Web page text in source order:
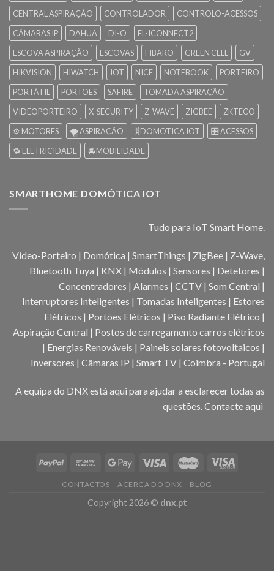
CENTRAL ASPIRAÇÃO
CONTROLADOR
CONTROLO-ACESSOS
CÂMARAS IP
DAHUA DI-O
EL-ICONNECT2
ESCOVA ASPIRAÇÃO
ESCOVAS FIBARO GREEN CELL
GV
HIKVISION
HIWATCH IOT NICE NOTEBOOK
PORTEIRO
PORTÁTIL
PORTÕES SAFIRE
TOMADA ASPIRAÇÃO
VIDEOPORTEIRO
X-SECURITY Z-WAVE ZIGBEE
ZKTECO
⚙️ MOTORES
🌪️ ASPIRAÇÃO 🎚️ DOMOTICA IOT
🎛️ ACESSOS
🔁 ELETRICIDADE
🚘 MOBILIDADE
SMARTHOME DOMÓTICA IOT
Tudo para IoT Smart Home.
Video-Porteiro | Domótica | SmartThings | ZigBee | Z-Wave,
Bluetooth Tuya | KNX | Módulos | Sensores | Detetores |
Concentradores | Alarmes | CCTV | Som Central |
Interruptores Inteligentes | Tomadas Inteligentes | Estores
Elétricos | Portões Elétricos | Piso Radiante Elétrico |
Aspiração Central | Postos de carregamento carros elétricos
| Energias Renováveis | Paineis solares fotovoltaicos |
Inversores | Câmaras IP | Smart TV | Coimbra - Portugal
A equipa do DNX está aqui para ajudar a esclarecer todas as
questões. Contacte aqui
CONTACTOS ACERCA DO DNX BLOG
Copyright 2026 © dnx.pt